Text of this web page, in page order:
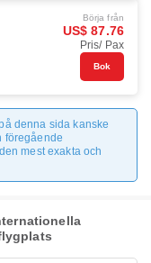
Börja från
US$ 87.76
Pris/ Pax
Bok
denna sida kanske
föregående
mest exakta och